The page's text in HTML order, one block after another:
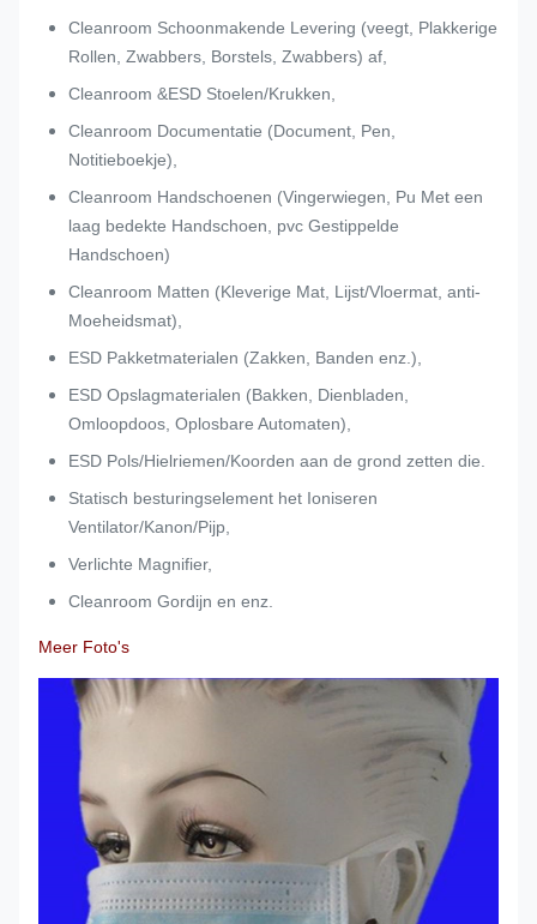
Cleanroom Schoonmakende Levering (veegt, Plakkerige
Rollen, Zwabbers, Borstels, Zwabbers) af,
Cleanroom &ESD Stoelen/Krukken,
Cleanroom Documentatie (Document, Pen,
Notitieboekje),
Cleanroom Handschoenen (Vingerwiegen, Pu Met een
laag bedekte Handschoen, pvc Gestippelde
Handschoen)
Cleanroom Matten (Kleverige Mat, Lijst/Vloermat, anti-
Moeheidsmat),
ESD Pakketmaterialen (Zakken, Banden enz.),
ESD Opslagmaterialen (Bakken, Dienbladen,
Omloopdoos, Oplosbare Automaten),
ESD Pols/Hielriemen/Koorden aan de grond zetten die.
Statisch besturingselement het Ioniseren
Ventilator/Kanon/Pijp,
Verlichte Magnifier,
Cleanroom Gordijn en enz.
Meer Foto's